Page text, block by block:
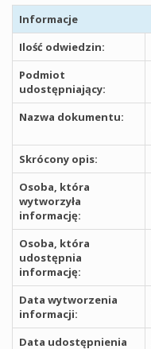
Informacje
Ilość odwiedzin:
Podmiot
udostępniający:
Nazwa dokumentu:
Skrócony opis:
Osoba, która
wytworzyła
informację:
Osoba, która
udostępnia
informację:
Data wytworzenia
informacji:
Data udostępnienia